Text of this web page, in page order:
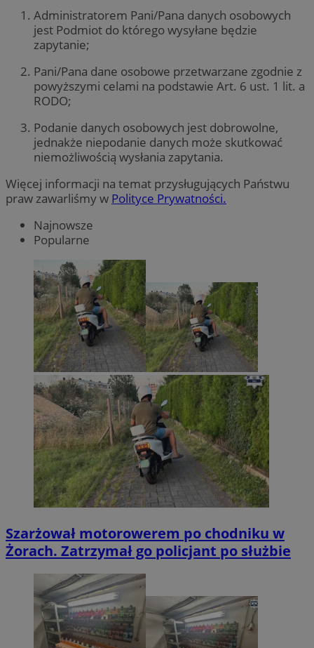
Administratorem Pani/Pana danych osobowych
jest Podmiot do którego wysyłane będzie
zapytanie;
Pani/Pana dane osobowe przetwarzane zgodnie z
powyższymi celami na podstawie Art. 6 ust. 1 lit. a
RODO;
Podanie danych osobowych jest dobrowolne,
jednakże niepodanie danych może skutkować
niemożliwością wysłania zapytania.
Więcej informacji na temat przysługujących Państwu
praw zawarliśmy w Polityce Prywatności.
Najnowsze
Popularne
Szarżował motorowerem po chodniku w
Żorach. Zatrzymał go policjant po służbie